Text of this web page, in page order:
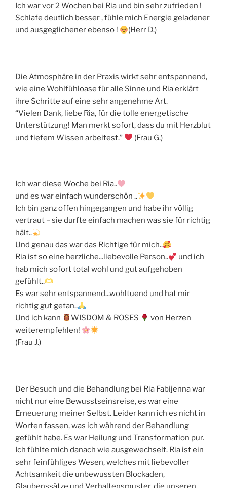
Ich war vor 2 Wochen bei Ria und bin sehr zufrieden !
Schlafe deutlich besser , fühle mich Energie geladener
und ausgeglichener ebenso !
(Herr D.)
Die Atmosphäre in der Praxis wirkt sehr entspannend,
wie eine Wohlfühloase für alle Sinne und Ria erklärt
ihre Schritte auf eine sehr angenehme Art.
“Vielen Dank, liebe Ria, für die tolle energetische
Unterstützung! Man merkt sofort, dass du mit Herzblut
und tiefem Wissen arbeitest.”
(Frau G.)
Ich war diese Woche bei Ria..
und es war einfach wunderschön ..
Ich bin ganz offen hingegangen und habe ihr völlig
vertraut – sie durfte einfach machen was sie für richtig
hält..
Und genau das war das Richtige für mich..
Ria ist so eine herzliche...liebevolle Person..
und ich
hab mich sofort total wohl und gut aufgehoben
gefühlt..
Es war sehr entspannend...wohltuend und hat mir
richtig gut getan..
Und ich kann
WISDOM & ROSES
von Herzen
weiterempfehlen!
(Frau J.)
Der Besuch und die Behandlung bei Ria Fabijenna war
nicht nur eine Bewusstseinsreise, es war eine
Erneuerung meiner Selbst. Leider kann ich es nicht in
Worten fassen, was ich während der Behandlung
gefühlt habe. Es war Heilung und Transformation pur.
Ich fühlte mich danach wie ausgewechselt. Ria ist ein
sehr feinfühliges Wesen, welches mit liebevoller
Achtsamkeit die unbewussten Blockaden,